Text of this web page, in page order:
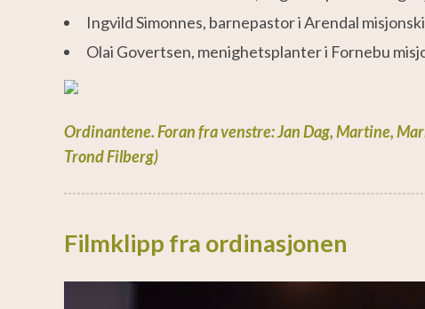
Ingvild Simonnes, barnepastor i Arendal
Olai Govertsen, menighetsplanter i Fornebu
Ordinantene. Foran fra venstre: Jan Dag, Martine,
Trond Filberg)
Filmklipp fra ordinasjonen